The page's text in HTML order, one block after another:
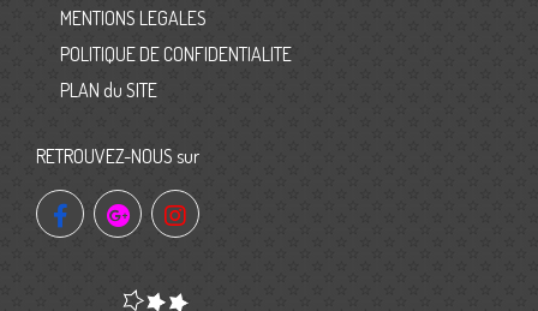
MENTIONS LEGALES
POLITIQUE DE CONFIDENTIALITE
PLAN du SITE
RETROUVEZ-NOUS sur